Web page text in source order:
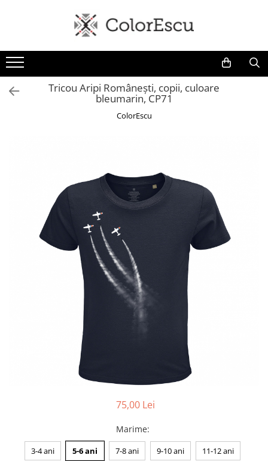
Toate produsele
Tricouri
Tricouri bărbați
Tricouri damă
Bluze si hanorace bărbați
Bluze si hanorace damă
Bluze de trening | Bluze tehnice
Pantaloni
Simboluri tradiționale
Tricouri cu mesaje de bine
Tricouri Andra
Colecția Cucuteni Neamț
Tricou Aripi Românești, copii, culoare
bleumarin, CP71
ColorEscu
75,00 Lei
Marime:
3-4 ani 5-6 ani 7-8 ani 9-10 ani 11-12 ani